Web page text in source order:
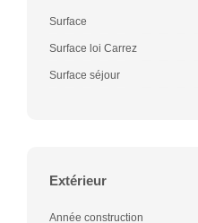
Surface
Surface loi Carrez
Surface séjour
Extérieur
Année construction